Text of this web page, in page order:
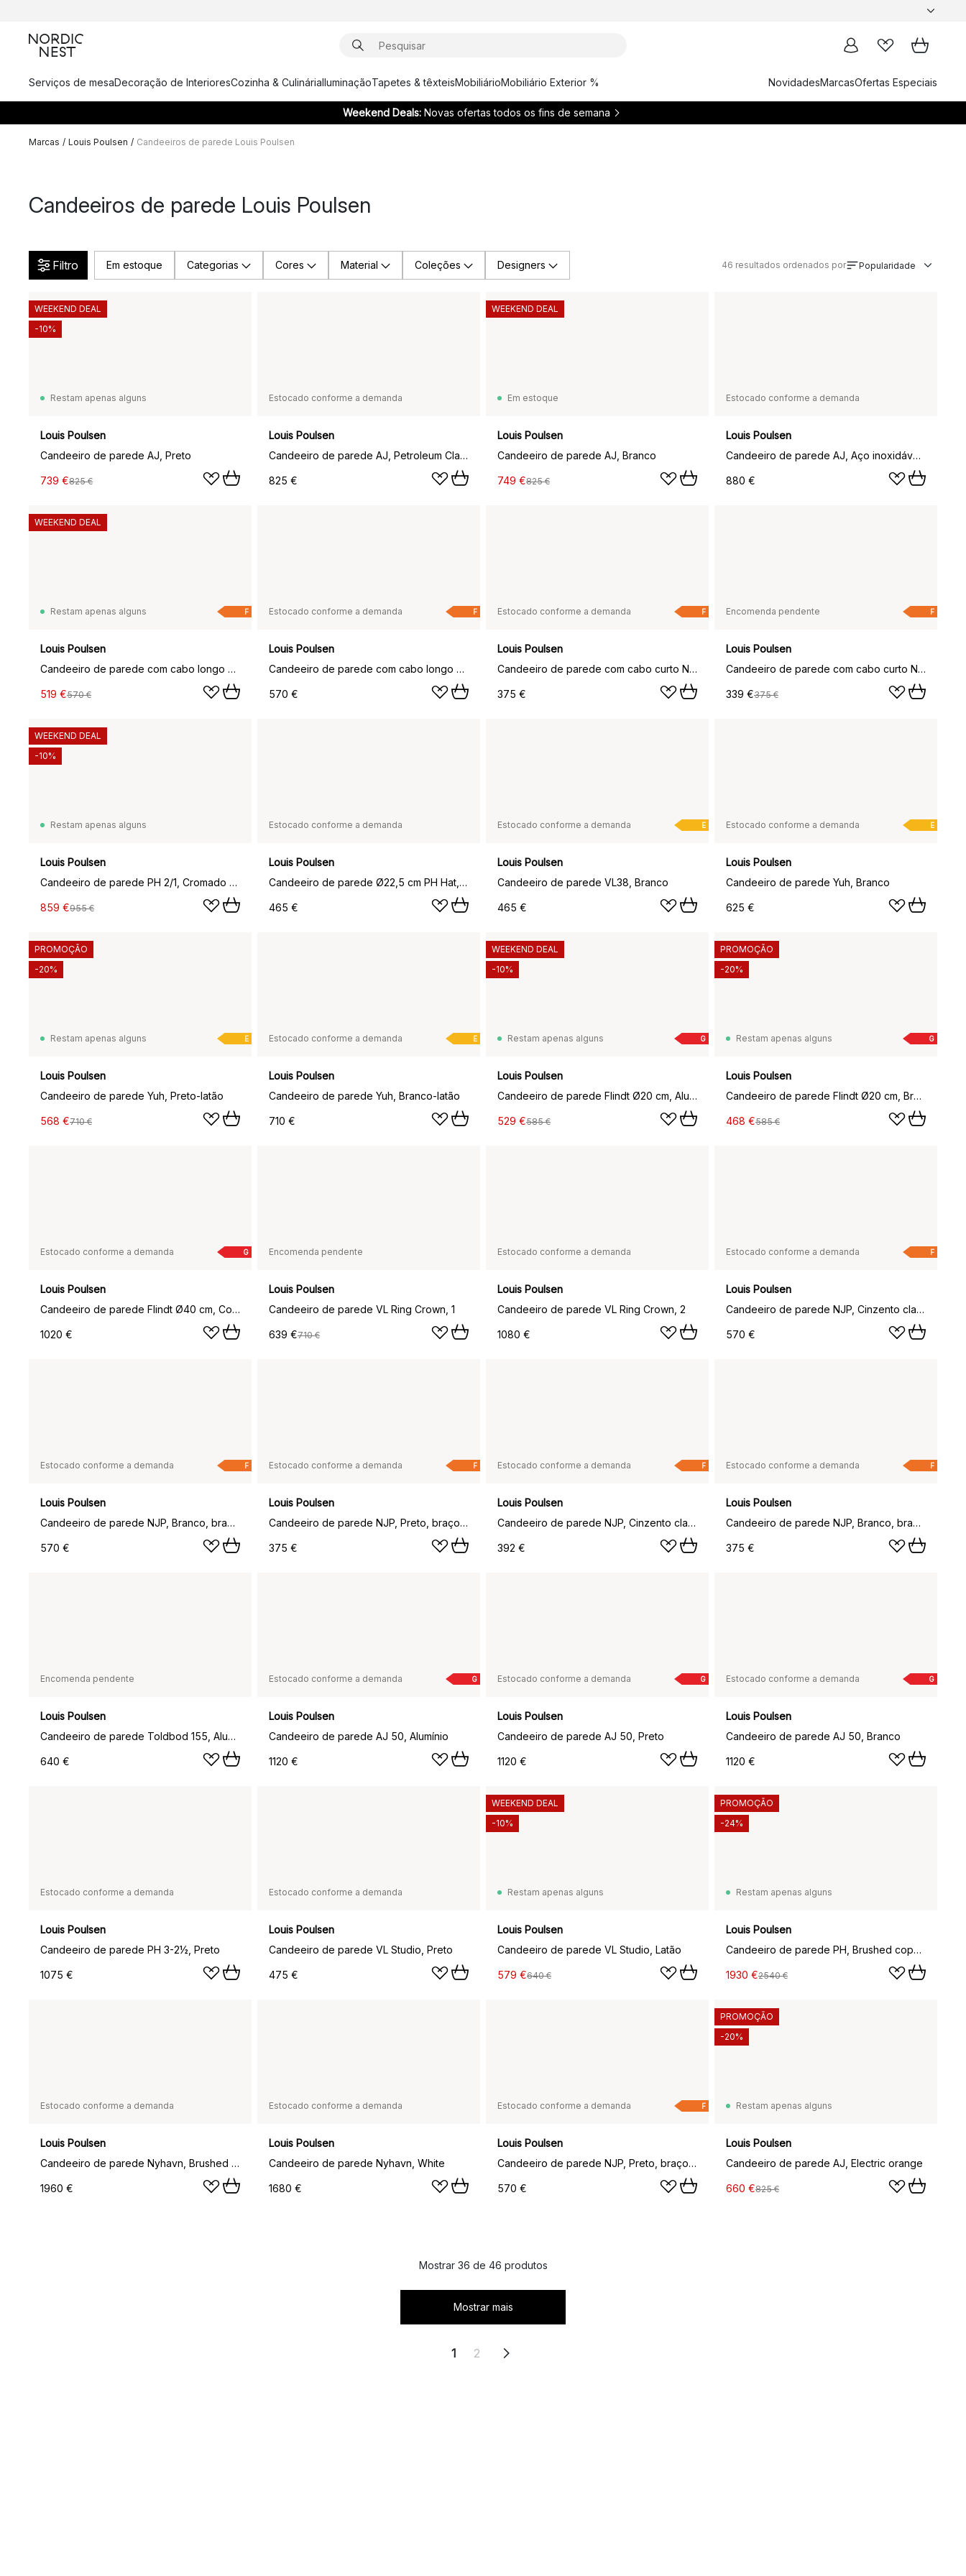
Serviços de mesaDecoração de InterioresCozinha & CulináriaIluminaçãoTapetes & têxteisMobiliárioMobiliário Exterior % NovidadesMarcasOfertas Especiais
Weekend Deals: Novas ofertas todos os fins de semana
Marcas / Louis Poulsen / Candeeiros de parede Louis Poulsen
Candeeiros de parede Louis Poulsen
Filtro Em estoque Categorias Cores Material Coleções Designers 46 resultados ordenados por Popularidade
Restam apenas alguns
Louis Poulsen
Candeeiro de parede AJ, Preto
739 €825 €
WEEKEND DEAL
-10%
Estocado conforme a demanda
Louis Poulsen
Candeeiro de parede AJ, Petroleum Claro
825 €
Em estoque
Louis Poulsen
Candeeiro de parede AJ, Branco
749 €825 €
WEEKEND DEAL
Estocado conforme a demanda
Louis Poulsen
Candeeiro de parede AJ, Aço inoxidável polido
880 €
F
Restam apenas alguns
Louis Poulsen
Candeeiro de parede com cabo longo NJP, Preto
519 €570 €
WEEKEND DEAL
F
Estocado conforme a demanda
Louis Poulsen
Candeeiro de parede com cabo longo NJP, Verde claro
570 €
F
Estocado conforme a demanda
Louis Poulsen
Candeeiro de parede com cabo curto NJP, Preto
375 €
F
Encomenda pendente
Louis Poulsen
Candeeiro de parede com cabo curto NJP, Branco
339 €375 €
Restam apenas alguns
Louis Poulsen
Candeeiro de parede PH 2/1, Cromado de alto brilho
859 €955 €
WEEKEND DEAL
-10%
Estocado conforme a demanda
Louis Poulsen
Candeeiro de parede Ø22,5 cm PH Hat, Branco
465 €
E
Estocado conforme a demanda
Louis Poulsen
Candeeiro de parede VL38, Branco
465 €
E
Estocado conforme a demanda
Louis Poulsen
Candeeiro de parede Yuh, Branco
625 €
E
Restam apenas alguns
Louis Poulsen
Candeeiro de parede Yuh, Preto-latão
568 €710 €
PROMOÇÃO
-20%
E
Estocado conforme a demanda
Louis Poulsen
Candeeiro de parede Yuh, Branco-latão
710 €
G
Restam apenas alguns
Louis Poulsen
Candeeiro de parede Flindt Ø20 cm, Alumínio
529 €585 €
WEEKEND DEAL
-10%
G
Restam apenas alguns
Louis Poulsen
Candeeiro de parede Flindt Ø20 cm, Branco
468 €585 €
PROMOÇÃO
-20%
G
Estocado conforme a demanda
Louis Poulsen
Candeeiro de parede Flindt Ø40 cm, Corten
1020 €
Encomenda pendente
Louis Poulsen
Candeeiro de parede VL Ring Crown, 1
639 €710 €
Estocado conforme a demanda
Louis Poulsen
Candeeiro de parede VL Ring Crown, 2
1080 €
F
Estocado conforme a demanda
Louis Poulsen
Candeeiro de parede NJP, Cinzento claro, braço longo, LED, 3000k
570 €
F
Estocado conforme a demanda
Louis Poulsen
Candeeiro de parede NJP, Branco, braço longo, LED, 3000k
570 €
F
Estocado conforme a demanda
Louis Poulsen
Candeeiro de parede NJP, Preto, braço curto, LED, 3000k
375 €
F
Estocado conforme a demanda
Louis Poulsen
Candeeiro de parede NJP, Cinzento claro, braço curto, LED, 3000k
392 €
F
Estocado conforme a demanda
Louis Poulsen
Candeeiro de parede NJP, Branco, braço curto, LED, 3000k
375 €
Encomenda pendente
Louis Poulsen
Candeeiro de parede Toldbod 155, Alumínio
640 €
G
Estocado conforme a demanda
Louis Poulsen
Candeeiro de parede AJ 50, Alumínio
1120 €
G
Estocado conforme a demanda
Louis Poulsen
Candeeiro de parede AJ 50, Preto
1120 €
G
Estocado conforme a demanda
Louis Poulsen
Candeeiro de parede AJ 50, Branco
1120 €
Estocado conforme a demanda
Louis Poulsen
Candeeiro de parede PH 3-2½, Preto
1075 €
Estocado conforme a demanda
Louis Poulsen
Candeeiro de parede VL Studio, Preto
475 €
Restam apenas alguns
Louis Poulsen
Candeeiro de parede VL Studio, Latão
579 €640 €
WEEKEND DEAL
-10%
Restam apenas alguns
Louis Poulsen
Candeeiro de parede PH, Brushed copper
1930 €2540 €
PROMOÇÃO
-24%
Estocado conforme a demanda
Louis Poulsen
Candeeiro de parede Nyhavn, Brushed copper
1960 €
Estocado conforme a demanda
Louis Poulsen
Candeeiro de parede Nyhavn, White
1680 €
F
Estocado conforme a demanda
Louis Poulsen
Candeeiro de parede NJP, Preto, braço longo, LED, 3000k
570 €
Restam apenas alguns
Louis Poulsen
Candeeiro de parede AJ, Electric orange
660 €825 €
PROMOÇÃO
-20%
Mostrar 36 de 46 produtos
Mostrar mais
1 2